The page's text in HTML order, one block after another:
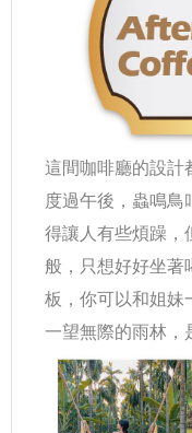
這間咖啡廳的設計
度過午後，蟲鳴鳥
得讓人有些煩躁，
般，只想好好坐著
板，你可以和姐妹
一望無際的雨林，